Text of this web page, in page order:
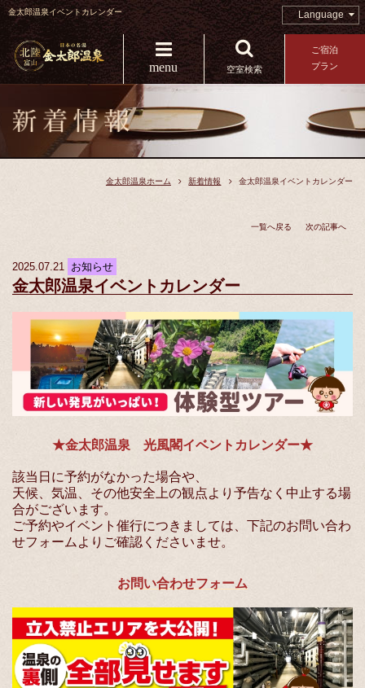
金太郎温泉イベントカレンダー Language
menu 空室検索
ご宿泊
プラン
金太郎温泉ホーム 新着情報 金太郎温泉イベントカレンダー
一覧へ戻る 次の記事へ
2025.07.21 お知らせ
金太郎温泉イベントカレンダー
★金太郎温泉 光風閣イベントカレンダー★
該当日に予約がなかった場合や、
天候、気温、その他安全上の観点より予告なく中止する場
合がございます。
ご予約やイベント催行につきましては、下記のお問い合わ
せフォームよりご確認くださいませ。
お問い合わせフォーム